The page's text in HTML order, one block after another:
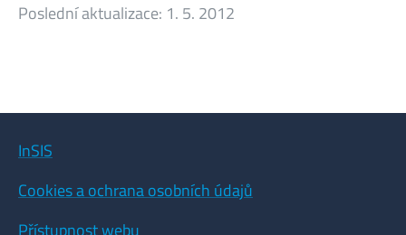
Poslední aktualizace: 1. 5. 2012
InSIS
Cookies a ochrana osobních údajů